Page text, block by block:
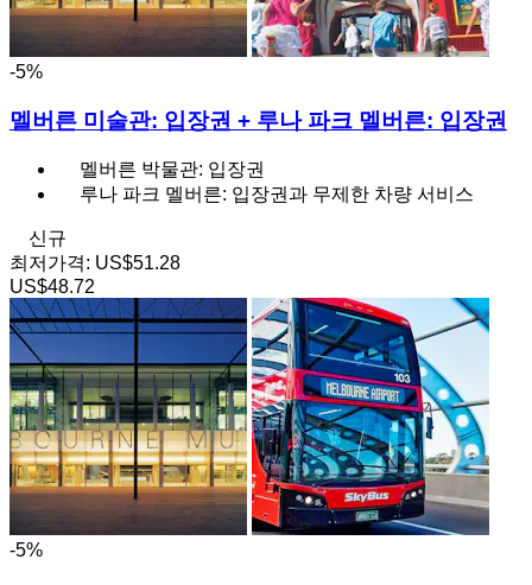
-5%
멜버른 미술관: 입장권 + 루나 파크 멜버른: 입장권
멜버른 박물관: 입장권
루나 파크 멜버른: 입장권과 무제한 차량 서비스
신규
최저가격: US$51.28
US$48.72
-5%